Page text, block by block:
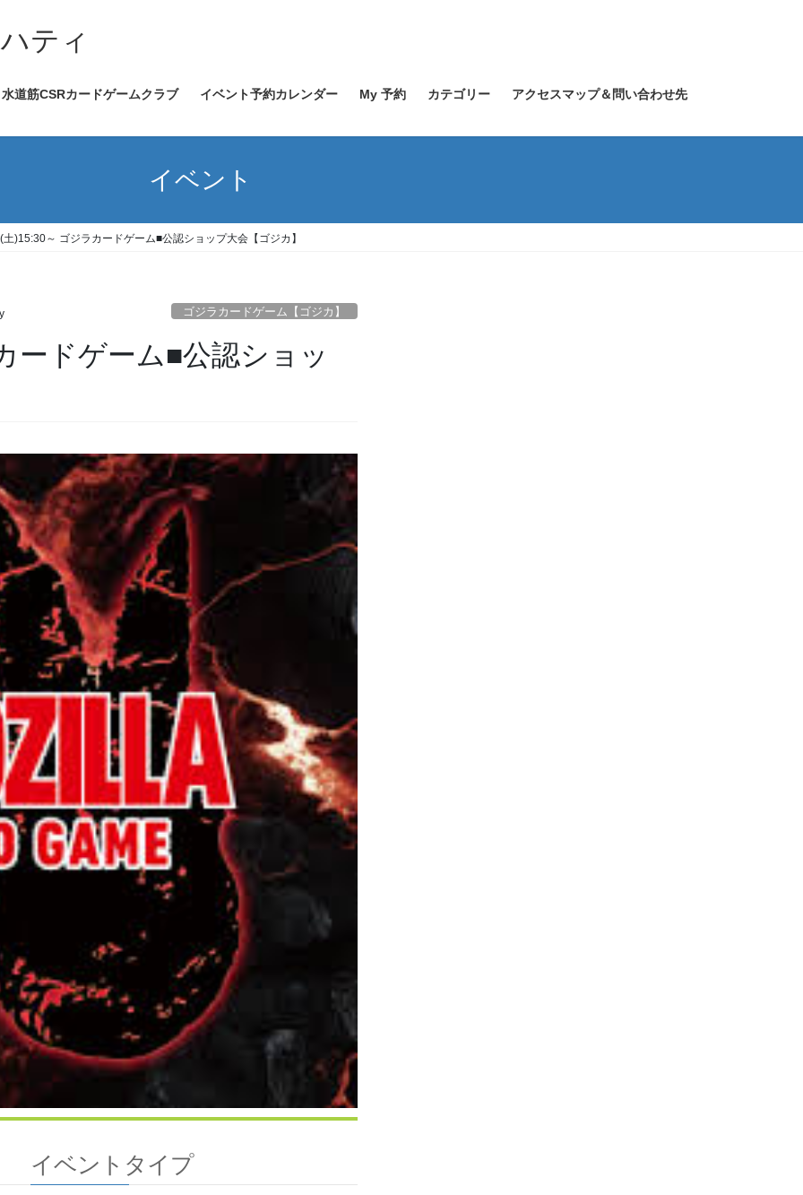
ティ
水道筋CSRカードゲームクラブ イベント予約カレンダー My 予約 カテゴリー アクセスマップ＆問い合わせ先
イベント
土)15:30～ ゴジラカードゲーム■公認ショップ大会【ゴジカ】
ゴジラカードゲーム【ゴジカ】
ードゲーム■公認ショッ
イベントタイプ